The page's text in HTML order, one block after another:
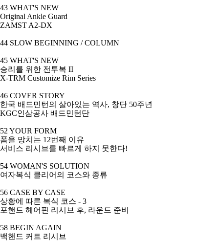
43 WHAT'S NEW
Original Ankle Guard
ZAMST A2-DX
44 SLOW BEGINNING / COLUMN
45 WHAT'S NEW
승리를 위한 전투복 II
X-TRM Customize Rim Series
46 COVER STORY
한국 배드민턴의 살아있는 역사, 창단 50주년
KGC인삼공사 배드민턴단
52 YOUR FORM
폼을 망치는 12번째 이유
서비스 리시브를 빠르게 하지 못한다!
54 WOMAN'S SOLUTION
여자복식 클리어의 코스와 종류
56 CASE BY CASE
상황에 따른 복식 코스 - 3
포핸드 헤어핀 리시브 후, 라운드 준비
58 BEGIN AGAIN
백핸드 커트 리시브